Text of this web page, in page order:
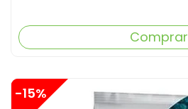
Comprar
-15%